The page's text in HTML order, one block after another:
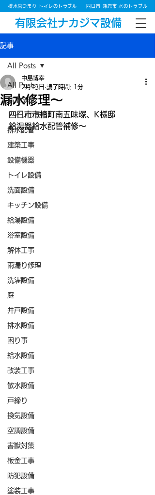
有限会社ナカジマ設備
排水管つまり トイレのトラブル 四日市 鈴鹿市 水のトラブル
記事
All Posts
漏水修理
トイレつまり
排水配管
建築工事
設備機器
トイレ設備
洗面設備
キッチン設備
給湯設備
浴室設備
解体工事
雨漏り修理
洗濯設備
庭
井戸設備
排水設備
困り事
給水設備
改装工事
散水設備
戸締り
換気設備
空調設備
害獣対策
板金工事
防犯設備
塗装工事
All Posts
漏水修理～
中島博幸
2月13日 読了時間: 1分
四日市市楠町南五味塚、K様邸
給湯器給水配管補修～